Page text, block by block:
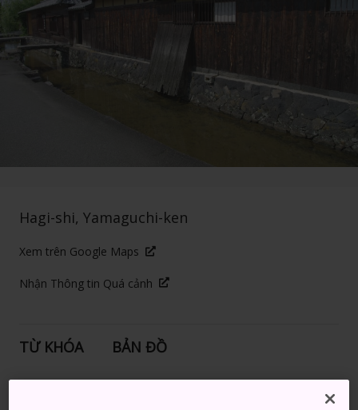
Hagi-shi, Yamaguchi-ken
Xem trên Google Maps
Nhận Thông tin Quá cảnh
TỪ KHÓA BẢN ĐỒ